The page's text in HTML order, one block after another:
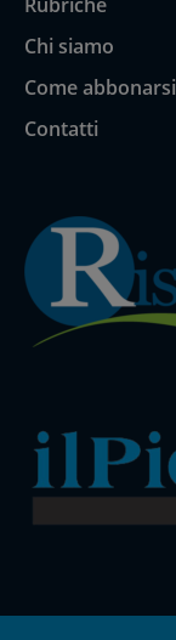
Chi siamo
Come abbonarsi
Contatti